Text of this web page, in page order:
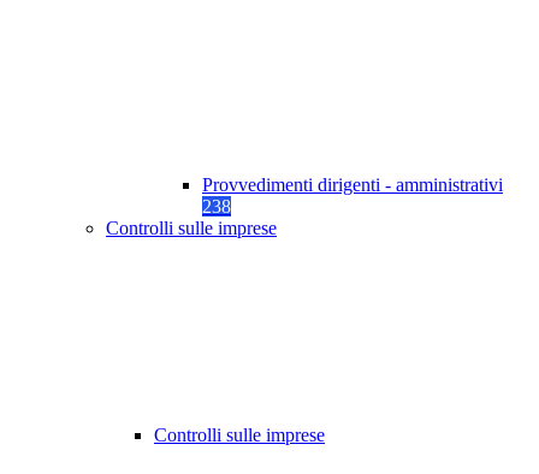
Provvedimenti dirigenti - amministrativi
238
Controlli sulle imprese
Controlli sulle imprese